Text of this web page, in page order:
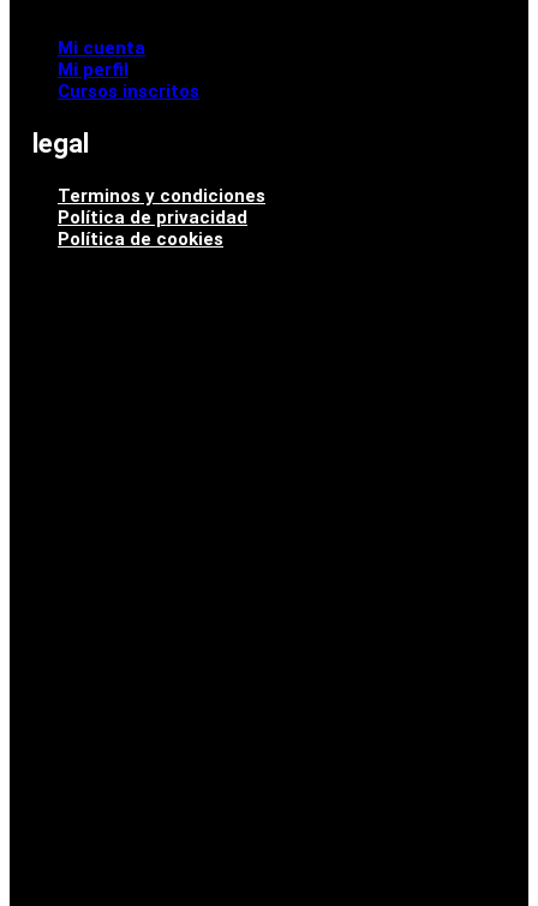
Mi cuenta
Mi perfil
Cursos inscritos
legal
Terminos y condiciones
Política de privacidad
Política de cookies